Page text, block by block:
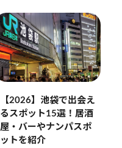
【2026】池袋で出会え
るスポット15選！居酒
屋・バーやナンパスポ
ットを紹介